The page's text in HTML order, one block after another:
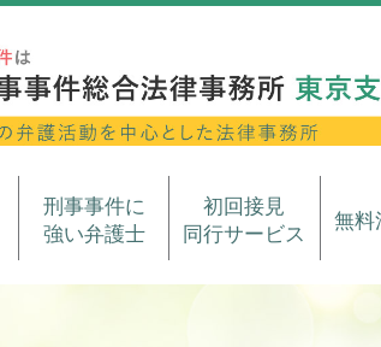
刑事事件に
強い弁護士
初回接見
同行サービス
無料